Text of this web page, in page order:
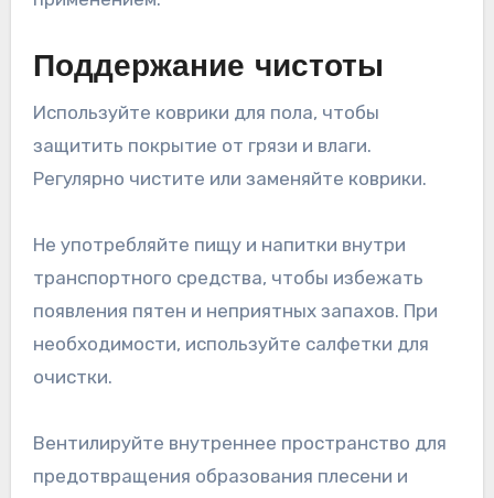
Поддержание чистоты
Используйте коврики для пола, чтобы
защитить покрытие от грязи и влаги.
Регулярно чистите или заменяйте коврики.
Не употребляйте пищу и напитки внутри
транспортного средства, чтобы избежать
появления пятен и неприятных запахов. При
необходимости, используйте салфетки для
очистки.
Вентилируйте внутреннее пространство для
предотвращения образования плесени и